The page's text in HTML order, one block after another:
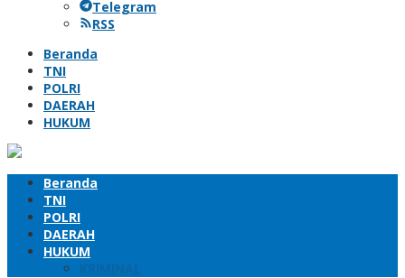
Telegram
RSS
Beranda
TNI
POLRI
DAERAH
HUKUM
Beranda
TNI
POLRI
DAERAH
HUKUM
KRIMINAL